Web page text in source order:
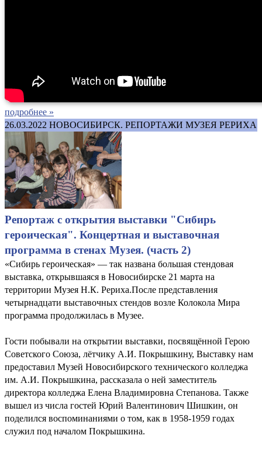
подробнее »
26.03.2022 НОВОСИБИРСК. РЕПОРТАЖИ МУЗЕЯ РЕРИХА
Репортаж с открытия выставки "Сибирь
героическая". Концертная и выставочная
программа в стенах Музея. (часть 2)
«Сибирь героическая» — так названа большая стендовая
выставка, открывшаяся в Новосибирске 21 марта на
территории Музея Н.К. Рериха.После представления
четырнадцати выставочных стендов возле Колокола Мира
программа продолжилась в Музее.
Гости побывали на открытии выставки, посвящённой Герою
Советского Союза, лётчику А.И. Покрышкину, Выставку нам
предоставил Музей Новосибирского технического колледжа
им. А.И. Покрышкина, рассказала о ней заместитель
директора колледжа Елена Владимировна Степанова. Также
вышел из числа гостей Юрий Валентинович Шишкин, он
поделился воспоминаниями о том, как в 1958-1959 годах
служил под началом Покрышкина.